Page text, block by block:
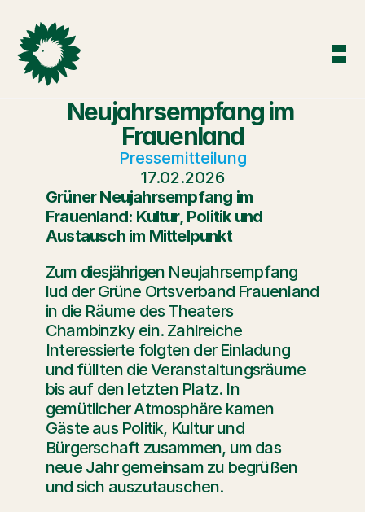
Neujahrsempfang im
Frauenland
Pressemitteilung
17.02.2026
Grüner Neujahrsempfang im
Frauenland: Kultur, Politik und
Austausch im Mittelpunkt
Zum diesjährigen Neujahrsempfang
lud der Grüne Ortsverband Frauenland
in die Räume des Theaters
Chambinzky ein. Zahlreiche
Interessierte folgten der Einladung
und füllten die Veranstaltungsräume
bis auf den letzten Platz. In
gemütlicher Atmosphäre kamen
Gäste aus Politik, Kultur und
Bürgerschaft zusammen, um das
neue Jahr gemeinsam zu begrüßen
und sich auszutauschen.